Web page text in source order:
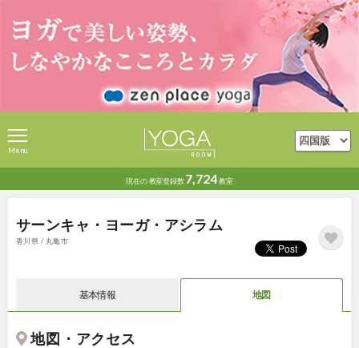
現在の教室登録数 7,724教室
Menu
サーンキャ・ヨーガ・アシラム
香川県 / 丸亀市
基本情報 地図
地図・アクセス